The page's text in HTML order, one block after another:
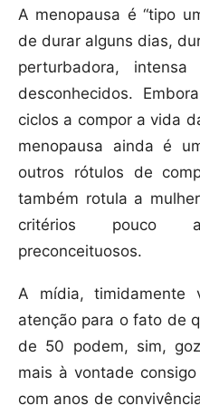
A menopausa é “tipo
de durar alguns dias,
perturbadora,
desconhecidos.
ciclos a compor a vida
menopausa ainda é
outros rótulos de
também rotula a
critérios pouco
preconceituosos.
A mídia, timidamente
atenção para o fato de
de 50 podem, sim,
mais à vontade
com anos de